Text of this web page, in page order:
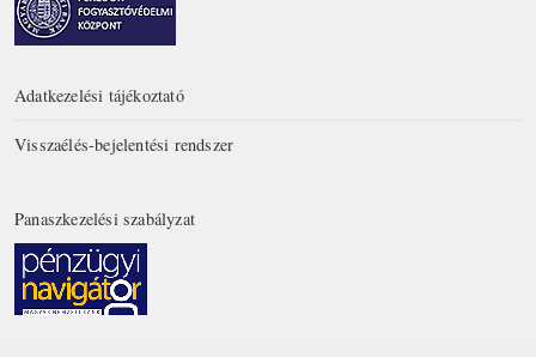
Adatkezelési tájékoztató
Visszaélés-bejelentési rendszer
Panaszkezelési szabályzat